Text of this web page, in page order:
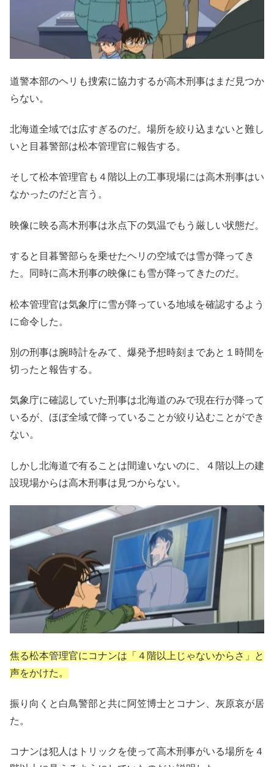
道警本部のヘリも捜索に協力するが高木刑事はまだ見つか
らない。
北海道全域では広すぎるのだ。場所を絞り込まないと難し
いと目暮警部は松本管理官に報告する。
そして松本管理官も４階以上の工事現場には高木刑事はい
なかったのだと言う。
映像に映る高木刑事は氷点下の気温でもう厳しい状態だ。
すると目暮警部らを乗せたヘリの空域では雪が降ってき
た。同時に高木刑事の映像にも雪が降ってきたのだ。
松本管理官は気象庁に雪が降っている地域を確認するよう
に命令した。
別の刑事は腕時計をみて、爆発予想時刻まであと１時間を
切ったと報告する。
気象庁に確認していた刑事は北海道のみで現在行が降って
いるが、ほぼ全域で降っていることが絞り込むことができ
ない。
しかし北海道で有ることは間違いないのに、４階以上の建
設現場からは高木刑事は見つからない。
焦る松本管理官にコナンは「４階以上じゃないからさ」と
声をかけた。
振り向くと白鳥警部と共に阿笠博士とコナン、灰原哀が居
た。
コナンは犯人はトリックを使って高木刑事がいる場所を４